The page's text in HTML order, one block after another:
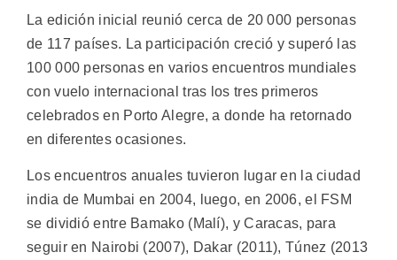
La edición inicial reunió cerca de 20 000 personas
de 117 países. La participación creció y superó las
100 000 personas en varios encuentros mundiales
con vuelo internacional tras los tres primeros
celebrados en Porto Alegre, a donde ha retornado
en diferentes ocasiones.
Los encuentros anuales tuvieron lugar en la ciudad
india de Mumbai en 2004, luego, en 2006, el FSM
se dividió entre Bamako (Malí), y Caracas, para
seguir en Nairobi (2007), Dakar (2011), Túnez (2013